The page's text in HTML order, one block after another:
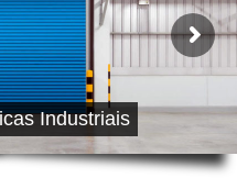
Industriais